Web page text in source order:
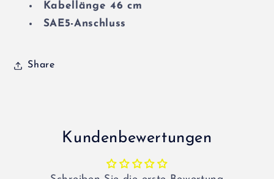
Kabellänge 46 cm
SAE5-Anschluss
Share
Kundenbewertungen